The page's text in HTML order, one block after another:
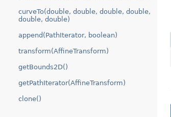
curveTo(double, double, double, double,
double, double)
append(PathIterator, boolean)
transform(AffineTransform)
getBounds2D()
getPathIterator(AffineTransform)
clone()